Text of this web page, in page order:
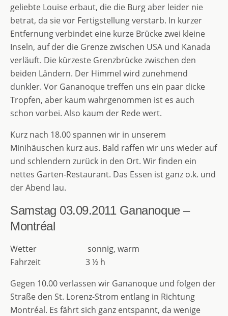
geliebte Louise erbaut, die die Burg aber leider nie
betrat, da sie vor Fertigstellung verstarb. In kurzer
Entfernung verbindet eine kurze Brücke zwei kleine
Inseln, auf der die Grenze zwischen USA und Kanada
verläuft. Die kürzeste Grenzbrücke zwischen den
beiden Ländern. Der Himmel wird zunehmend
dunkler. Vor Gananoque treffen uns ein paar dicke
Tropfen, aber kaum wahrgenommen ist es auch
schon vorbei. Also kaum der Rede wert.
Kurz nach 18.00 spannen wir in unserem
Minihäuschen kurz aus. Bald raffen wir uns wieder auf
und schlendern zurück in den Ort. Wir finden ein
nettes Garten-Restaurant. Das Essen ist ganz o.k. und
der Abend lau.
Samstag 03.09.2011 Gananoque –
Montréal
Wetter sonnig, warm
Fahrzeit 3 ½ h
Gegen 10.00 verlassen wir Gananoque und folgen der
Straße den St. Lorenz-Strom entlang in Richtung
Montréal. Es fährt sich ganz entspannt, da wenige